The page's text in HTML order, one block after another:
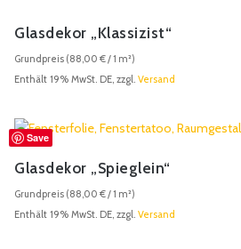
Glasdekor „Klassizist“
Grundpreis (88,00 €/ 1 m²)
Enthält 19% MwSt. DE, zzgl. Versand
Save
Glasdekor „Spieglein“
Grundpreis (88,00 €/ 1 m²)
Enthält 19% MwSt. DE, zzgl. Versand